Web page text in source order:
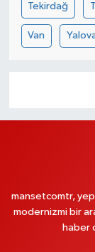
Tekirdağ
Van
mansetcomtr,
modernizmi bir
haber